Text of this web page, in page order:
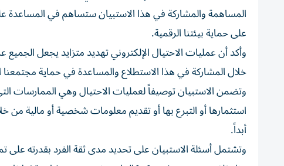
المساهمة والمشاركة في هذا الاستبيان ستساهم في المساعدة
على حماية بيئتنا الرقمية.
وأكد أن عمليات الاحتيال الإلكتروني تهديد متزايد يجعل
خلال المشاركة في هذا الاستطلاع والمساعدة في حماية مجتمعنا
وتضمن الاستبيان توصيفاً لعمليات الاحتيال وهي الممارسات
استثمارها أو التبرع بها أو تقديم معلومات شخصية أو مالية من
أبداً.
وتشتمل أسئلة الاستبيان على تحديد مدى ثقة الفرد بقدرته على